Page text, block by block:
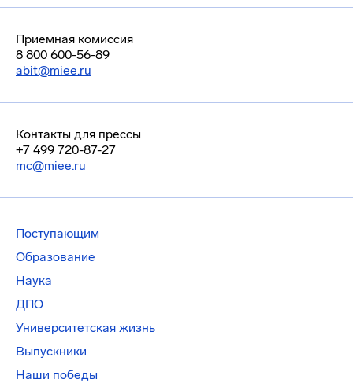
Приемная комиссия
8 800 600-56-89
abit@miee.ru
Контакты для прессы
+7 499 720-87-27
mc@miee.ru
Поступающим
Образование
Наука
ДПО
Университетская жизнь
Выпускники
Наши победы